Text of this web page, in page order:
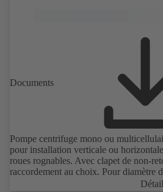
Documents
Pompe centrifuge mono ou
pour installation verticale ou
roues rognables. Avec clapet de non-
raccordement au choix. Pour diamètre